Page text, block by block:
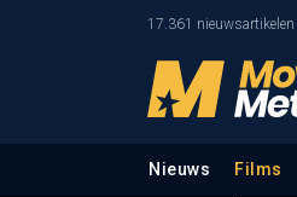
17.361 nieuwsartikelen
Nieuws Films